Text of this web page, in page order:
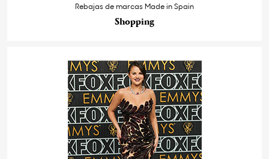
Rebajas de marcas Made in Spain
Shopping